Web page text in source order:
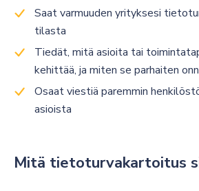
Saat varmuuden yrityksesi
tilasta
Tiedät, mitä asioita tai
kehittää, ja miten se parhaiten
Osaat viestiä paremmin
asioista
Mitä tietoturvakartoitus